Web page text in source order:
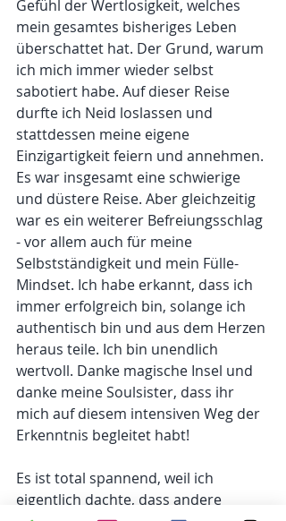
Gefühl der Wertlosigkeit, welches
mein gesamtes bisheriges Leben
überschattet hat. Der Grund, warum
ich mich immer wieder selbst
sabotiert habe. Auf dieser Reise
durfte ich Neid loslassen und
stattdessen meine eigene
Einzigartigkeit feiern und annehmen.
Es war insgesamt eine schwierige
und düstere Reise. Aber gleichzeitig
war es ein weiterer Befreiungsschlag
- vor allem auch für meine
Selbstständigkeit und mein Fülle-
Mindset. Ich habe erkannt, dass ich
immer erfolgreich bin, solange ich
authentisch bin und aus dem Herzen
heraus teile. Ich bin unendlich
wertvoll. Danke magische Insel und
danke meine Soulsister, dass ihr
mich auf diesem intensiven Weg der
Erkenntnis begleitet habt!
Es ist total spannend, weil ich
eigentlich dachte, dass andere